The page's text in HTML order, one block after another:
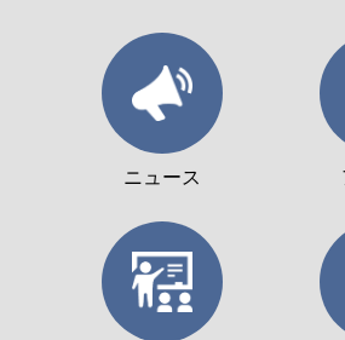
ニュース